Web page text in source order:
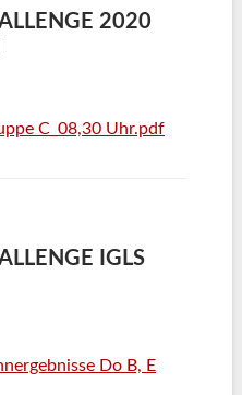
2020
C_08,30 Uhr.pdf
IGLS
Do B, E